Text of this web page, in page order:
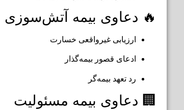
🔥 دعاوی بیمه آتش‌سوزی
ارزیابی غیرواقعی خسارت
ادعای قصور بیمه‌گذار
رد تعهد بیمه‌گر
🏢 دعاوی بیمه مسئولیت